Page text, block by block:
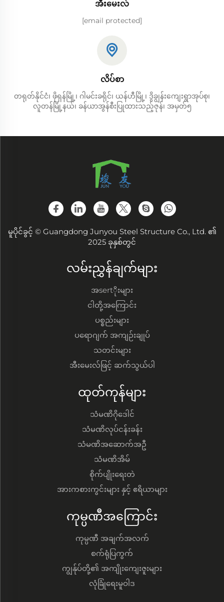
အီးမေးလ်
[email protected]
လိပ်စာ
တရုတ်နိုင်ငံ၊ ဖိုရှန်မြို့၊ ဂါမင်းခရိုင်၊ ယန်ဟီမြို့၊ ဒွိချွန်းကျေးရွာအုပ်စု၊
လူတန်မြို့နယ်၊ ခန်ယာအွန်စီးပြုထားသည့်ဇုန်၊ အမှတ်၅
မူပိုင်ခွင့် © Guangdong Junyou Steel Structure Co., Ltd. ၏
2025 ခုနှစ်တွင်
လမ်းညွှန်ချက်များ
အsertိုးများ
ငါတို့အကြောင်း
ပစ္စည်းများ
ပရောဂျက် အကျဉ်းချုပ်
သတင်းများ
အီးမေးလ်ဖြင့် ဆက်သွယ်ပါ
ထုတ်ကုန်များ
သံမဏိဂိုဒေါင်
သံမဏိလုပ်ငန်းခန်း
သံမဏိအဆောက်အဦ
သံမဏိအိမ်
စိုက်ပျိုးရေးတဲ
အားကစားကွင်းများ နှင့် ဧရိယာများ
ကုမ္ပဏီအကြောင်း
ကုမ္ပဏီ အချက်အလက်
စက်ရုံပြကွက်
ကျွန်ုပ်တို့၏ အကျိုးကျေးဇူးများ
လုံခြုံရေးမူဝါဒ